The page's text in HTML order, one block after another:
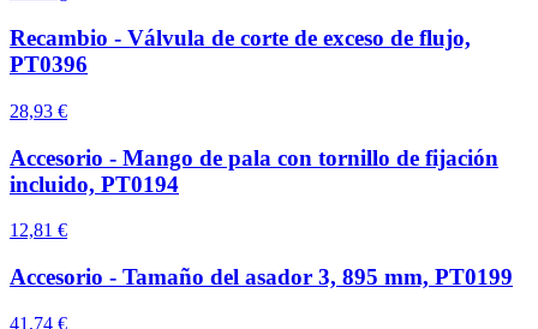
Recambio - Válvula de corte de exceso de flujo,
PT0396
28,93 €
Accesorio - Mango de pala con tornillo de fijación
incluido, PT0194
12,81 €
Accesorio - Tamaño del asador 3, 895 mm, PT0199
41,74 €